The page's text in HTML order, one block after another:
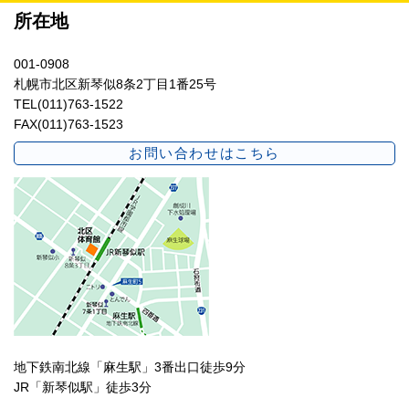
所在地
001-0908
札幌市北区新琴似8条2丁目1番25号
TEL(011)763-1522
FAX(011)763-1523
お問い合わせはこちら
地下鉄南北線「麻生駅」3番出口徒歩9分
JR「新琴似駅」徒歩3分